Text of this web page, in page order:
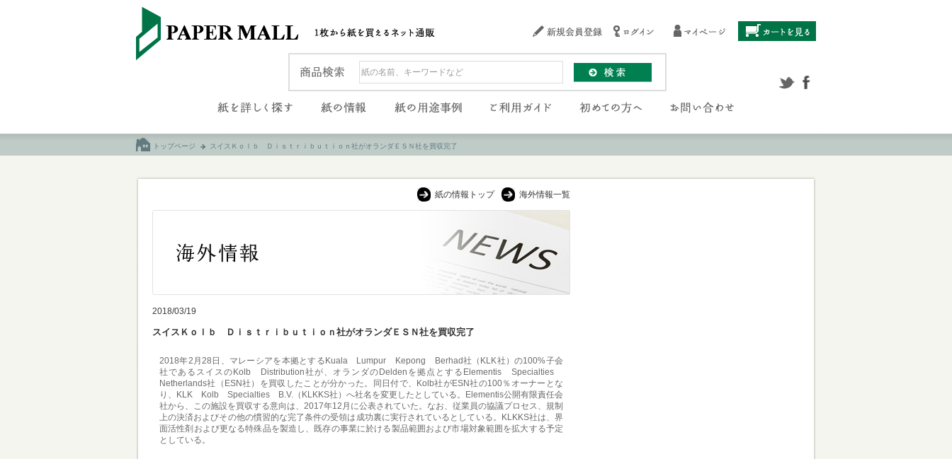
トップページ スイスＫｏｌｂ Ｄｉｓｔｒｉｂｕｔｉｏｎ社がオランダＥＳＮ社を買収完了
紙の情報トップ 海外情報一覧
2018/03/19
スイスＫｏｌｂ Ｄｉｓｔｒｉｂｕｔｉｏｎ社がオランダＥＳＮ社を買収完了
2018年2月28日、マレーシアを本拠とするKuala Lumpur Kepong Berhad社（KLK社）の100%子会
社であるスイスのKolb Distribution社が、オランダのDeldenを拠点とするElementis Specialties
Netherlands社（ESN社）を買収したことが分かった。同日付で、Kolb社がESN社の100％オーナーとな
り、KLK Kolb Specialties B.V.（KLKKS社）へ社名を変更したとしている。Elementis公開有限責任会
社から、この施設を買収する意向は、2017年12月に公表されていた。なお、 従業員の協議プロセス、規制
上の決済およびその他の慣習的な完了条件の受領は成功裏に実行されているとしている。KLKKS社は、界
面活性剤および更なる特殊品を製造し、既存の事業に於ける製品範囲および市場対象範囲を拡大する予定
としている。